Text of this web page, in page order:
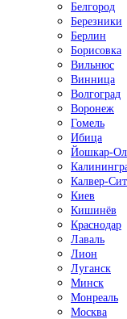
Белгород
Березники
Берлин
Борисовка
Вильнюс
Винница
Волгоград
Воронеж
Гомель
Ибица
Йошкар-
Калвер-
Киев
Кишинёв
Краснодар
Лаваль
Лион
Луганск
Минск
Монреаль
Москва